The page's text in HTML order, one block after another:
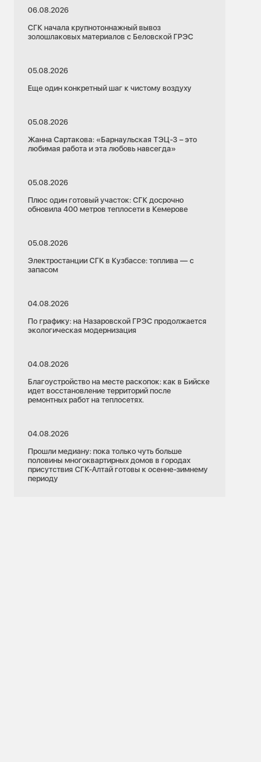
06.08.2026
СГК начала крупнотоннажный вывоз
золошлаковых материалов с Беловской ГРЭС
05.08.2026
Еще один конкретный шаг к чистому воздуху
05.08.2026
Жанна Сартакова: «Барнаульская ТЭЦ-3 – это
любимая работа и эта любовь навсегда»
05.08.2026
Плюс один готовый участок: СГК досрочно
обновила 400 метров теплосети в Кемерове
05.08.2026
Электростанции СГК в Кузбассе: топлива — с
запасом
04.08.2026
По графику: на Назаровской ГРЭС продолжается
экологическая модернизация
04.08.2026
Благоустройство на месте раскопок: как в Бийске
идет восстановление территорий после
ремонтных работ на теплосетях.
04.08.2026
Прошли медиану: пока только чуть больше
половины многоквартирных домов в городах
присутствия СГК-Алтай готовы к осенне-зимнему
периоду